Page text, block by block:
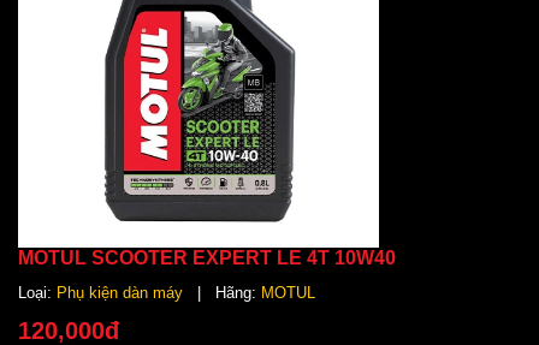
MOTUL SCOOTER EXPERT LE 4T 10W40
Loại: Phụ kiện dàn máy | Hãng: MOTUL
120,000đ